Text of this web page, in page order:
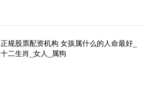
正规股票配资机构 女孩属什么的人命最好_
十二生肖_女人_属狗